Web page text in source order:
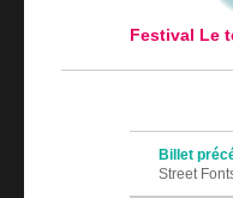
Festival Le
Billet
Street